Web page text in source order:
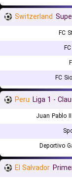
Switzerland
FC
FC
Peru Liga 1 -
Juan Pablo
Deportivo
El Salvador